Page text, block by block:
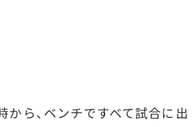
ら、ベンチですべて試合に出